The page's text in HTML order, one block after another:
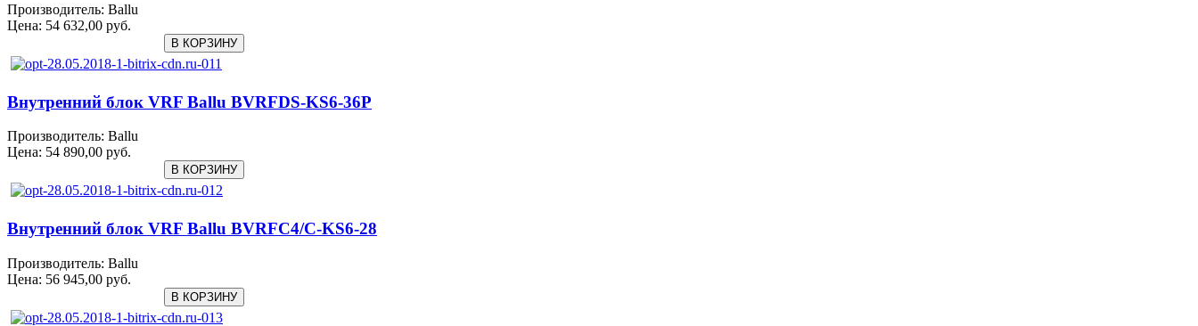
Производитель: Ballu
Цена: 54 632,00 руб.
Внутренний блок VRF Ballu BVRFDS-KS6-36P
Производитель: Ballu
Цена: 54 890,00 руб.
Внутренний блок VRF Ballu BVRFC4/C-KS6-28
Производитель: Ballu
Цена: 56 945,00 руб.